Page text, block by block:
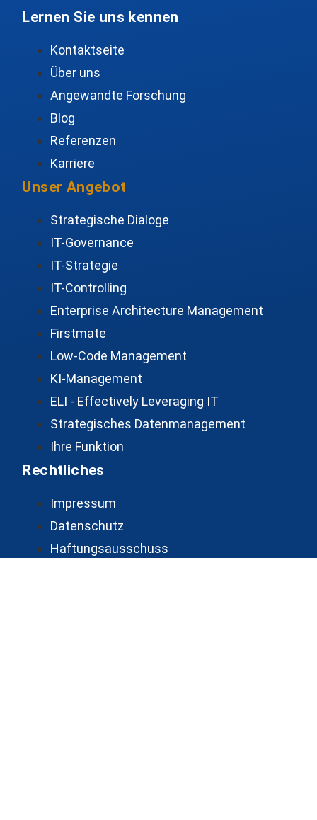
Lernen Sie uns kennen
Kontaktseite
Über uns
Angewandte Forschung
Blog
Referenzen
Karriere
Unser Angebot
Strategische Dialoge
IT-Governance
IT-Strategie
IT-Controlling
Enterprise Architecture Management
Firstmate
Low-Code Management
KI-Management
ELI - Effectively Leveraging IT
Strategisches Datenmanagement
Ihre Funktion
Rechtliches
Impressum
Datenschutz
Haftungsausschuss